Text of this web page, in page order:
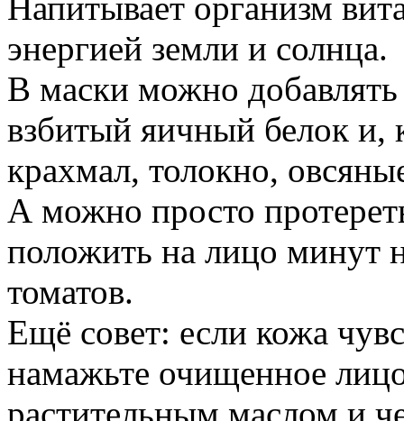
энергией земли и солнца.
В маски можно
взбитый яичный белок и,
крахмал, толокно,
А можно просто
положить на лицо минут
томатов.
Ещё совет: если кожа
намажьте очищенное
растительным маслом и